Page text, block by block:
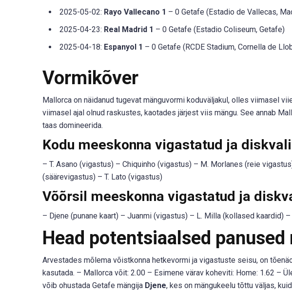
2025-05-02: Rayo Vallecano 1 – 0 Getafe (Estadio de Vallecas,
2025-04-23: Real Madrid 1 – 0 Getafe (Estadio Coliseum, Getafe)
2025-04-18: Espanyol 1 – 0 Getafe (RCDE Stadium, Cornella de
Vormikõver
Mallorca on näidanud tugevat mänguvormi koduväljakul, olles viimasel
viimasel ajal olnud raskustes, kaotades järjest viis mängu. See annab
taas domineerida.
Kodu meeskonna vigastatud ja
– T. Asano (vigastus) – Chiquinho (vigastus) – M. Morlanes (reie
(säärevigastus) – T. Lato (vigastus)
Võõrsil meeskonna vigastatud ja
– Djene (punane kaart) – Juanmi (vigastus) – L. Milla (kollased kaardid)
Head potentsiaalsed panused
Arvestades mõlema võistkonna hetkevormi ja vigastuste seisu, on
kasutada. – Mallorca võit: 2.00 – Esimene värav koheviti: Home: 1.62 –
võib ohustada Getafe mängija Djene, kes on mängukeelu tõttu väljas,